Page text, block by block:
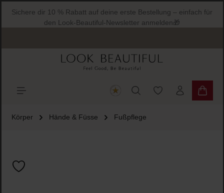
springen
Sichere dir 10 % Rabatt auf deine erste Bestellung – einfach für
den Look-Beautiful-Newsletter anmelden🎁
Du hast 0
Körper Hände & Füsse Fußpflege